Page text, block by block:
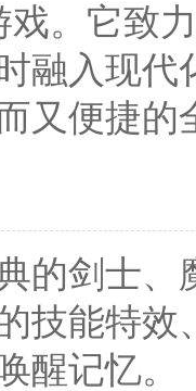
。它致
融入现
又便捷的
的‌剑士、
技能特
醒记忆。